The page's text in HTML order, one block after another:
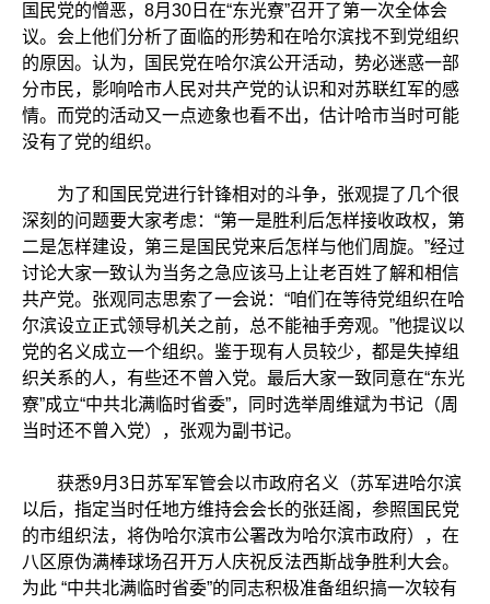
国民党的憎恶，8月30日在“东光寮”召开了第一次全体会
议。会上他们分析了面临的形势和在哈尔滨找不到党组织
的原因。认为，国民党在哈尔滨公开活动，势必迷惑一部
分市民，影响哈市人民对共产党的认识和对苏联红军的感
情。而党的活动又一点迹象也看不出，估计哈市当时可能
没有了党的组织。
为了和国民党进行针锋相对的斗争，张观提了几个很
深刻的问题要大家考虑：“第一是胜利后怎样接收政权，第
二是怎样建设，第三是国民党来后怎样与他们周旋。”经过
讨论大家一致认为当务之急应该马上让老百姓了解和相信
共产党。张观同志思索了一会说：“咱们在等待党组织在哈
尔滨设立正式领导机关之前，总不能袖手旁观。”他提议以
党的名义成立一个组织。鉴于现有人员较少，都是失掉组
织关系的人，有些还不曾入党。最后大家一致同意在“东光
寮”成立“中共北满临时省委”，同时选举周维斌为书记（周
当时还不曾入党），张观为副书记。
获悉9月3日苏军军管会以市政府名义（苏军进哈尔滨
以后，指定当时任地方维持会会长的张廷阁，参照国民党
的市组织法，将伪哈尔滨市公署改为哈尔滨市政府），在
八区原伪满棒球场召开万人庆祝反法西斯战争胜利大会。
为此 “中共北满临时省委”的同志积极准备组织搞一次较有